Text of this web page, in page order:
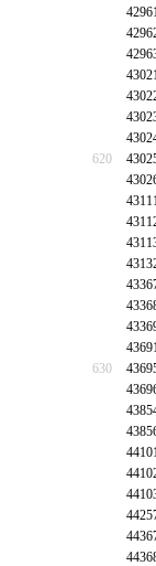
620
630